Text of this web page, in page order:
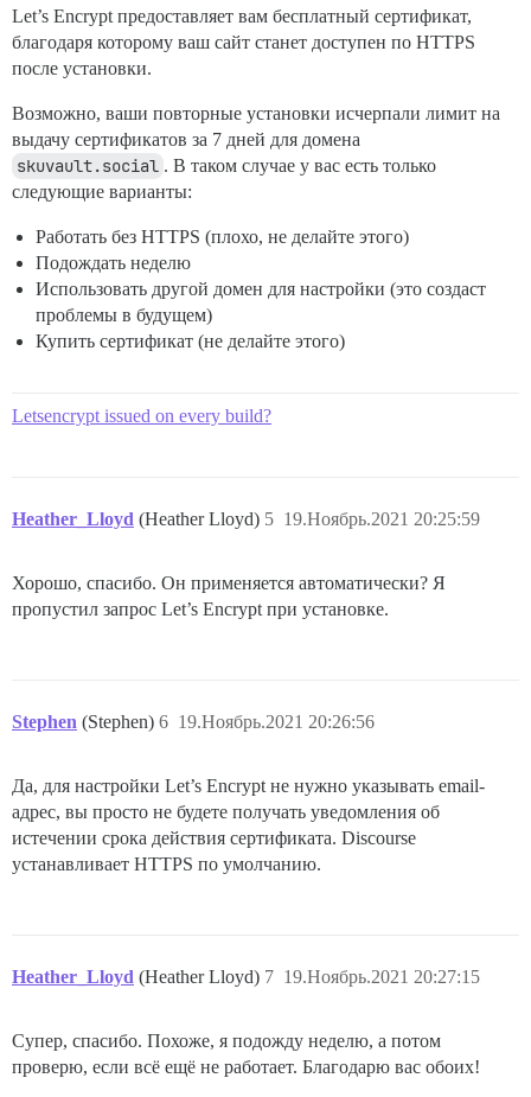
Let’s Encrypt предоставляет вам бесплатный сертификат,
благодаря которому ваш сайт станет доступен по HTTPS
после установки.
Возможно, ваши повторные установки исчерпали лимит на
выдачу сертификатов за 7 дней для домена
skuvault.social . В таком случае у вас есть только
следующие варианты:
Работать без HTTPS (плохо, не делайте этого)
Подождать неделю
Использовать другой домен для настройки (это создаст
проблемы в будущем)
Купить сертификат (не делайте этого)
Letsencrypt issued on every build?
Heather_Lloyd (Heather Lloyd) 19.Ноябрь.2021 20:25:59
5
Хорошо, спасибо. Он применяется автоматически? Я
пропустил запрос Let’s Encrypt при установке.
Stephen (Stephen) 19.Ноябрь.2021 20:26:56
6
Да, для настройки Let’s Encrypt не нужно указывать email-
адрес, вы просто не будете получать уведомления об
истечении срока действия сертификата. Discourse
устанавливает HTTPS по умолчанию.
Heather_Lloyd (Heather Lloyd) 19.Ноябрь.2021 20:27:15
7
Супер, спасибо. Похоже, я подожду неделю, а потом
проверю, если всё ещё не работает. Благодарю вас обоих!